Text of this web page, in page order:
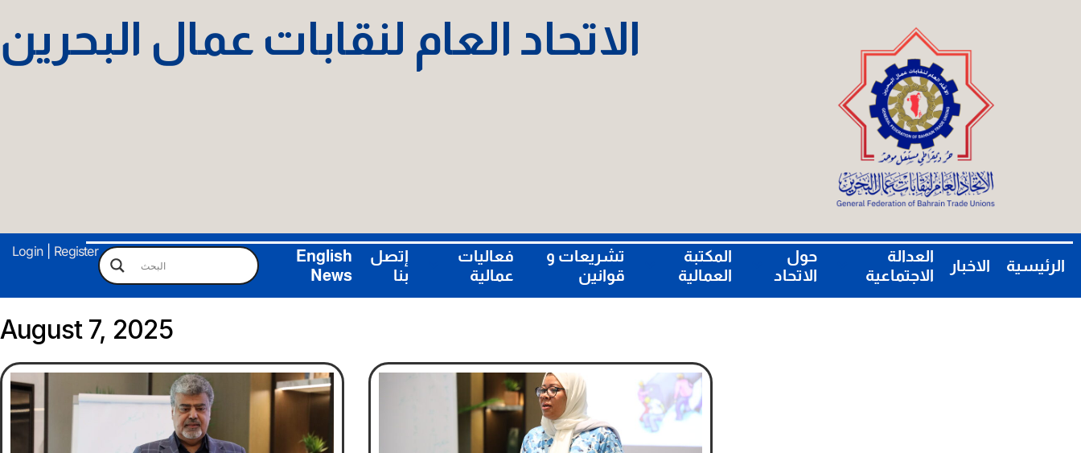
الاتحاد العام لنقابات عمال البحرين
Login Register
الرئيسية الاخبار
العدالة
الاجتماعية
حول
الاتحاد
المكتبة
العمالية
تشريعات و
قوانين
فعاليات
عمالية
إتصل
بنا
English
News
August 7, 2025